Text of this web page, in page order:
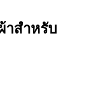
าสำหรับ